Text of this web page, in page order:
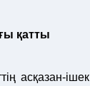
қатты
асқазан-ішек